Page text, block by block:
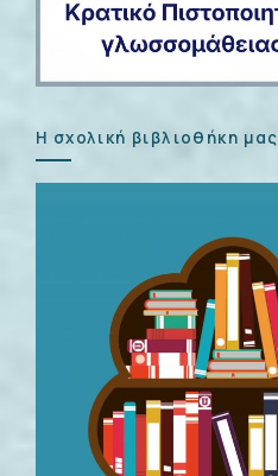
Η σχολική βιβλιοθήκη μας